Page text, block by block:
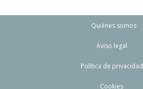
Quiénes somos
Aviso legal
Política de privacidad
Cookies